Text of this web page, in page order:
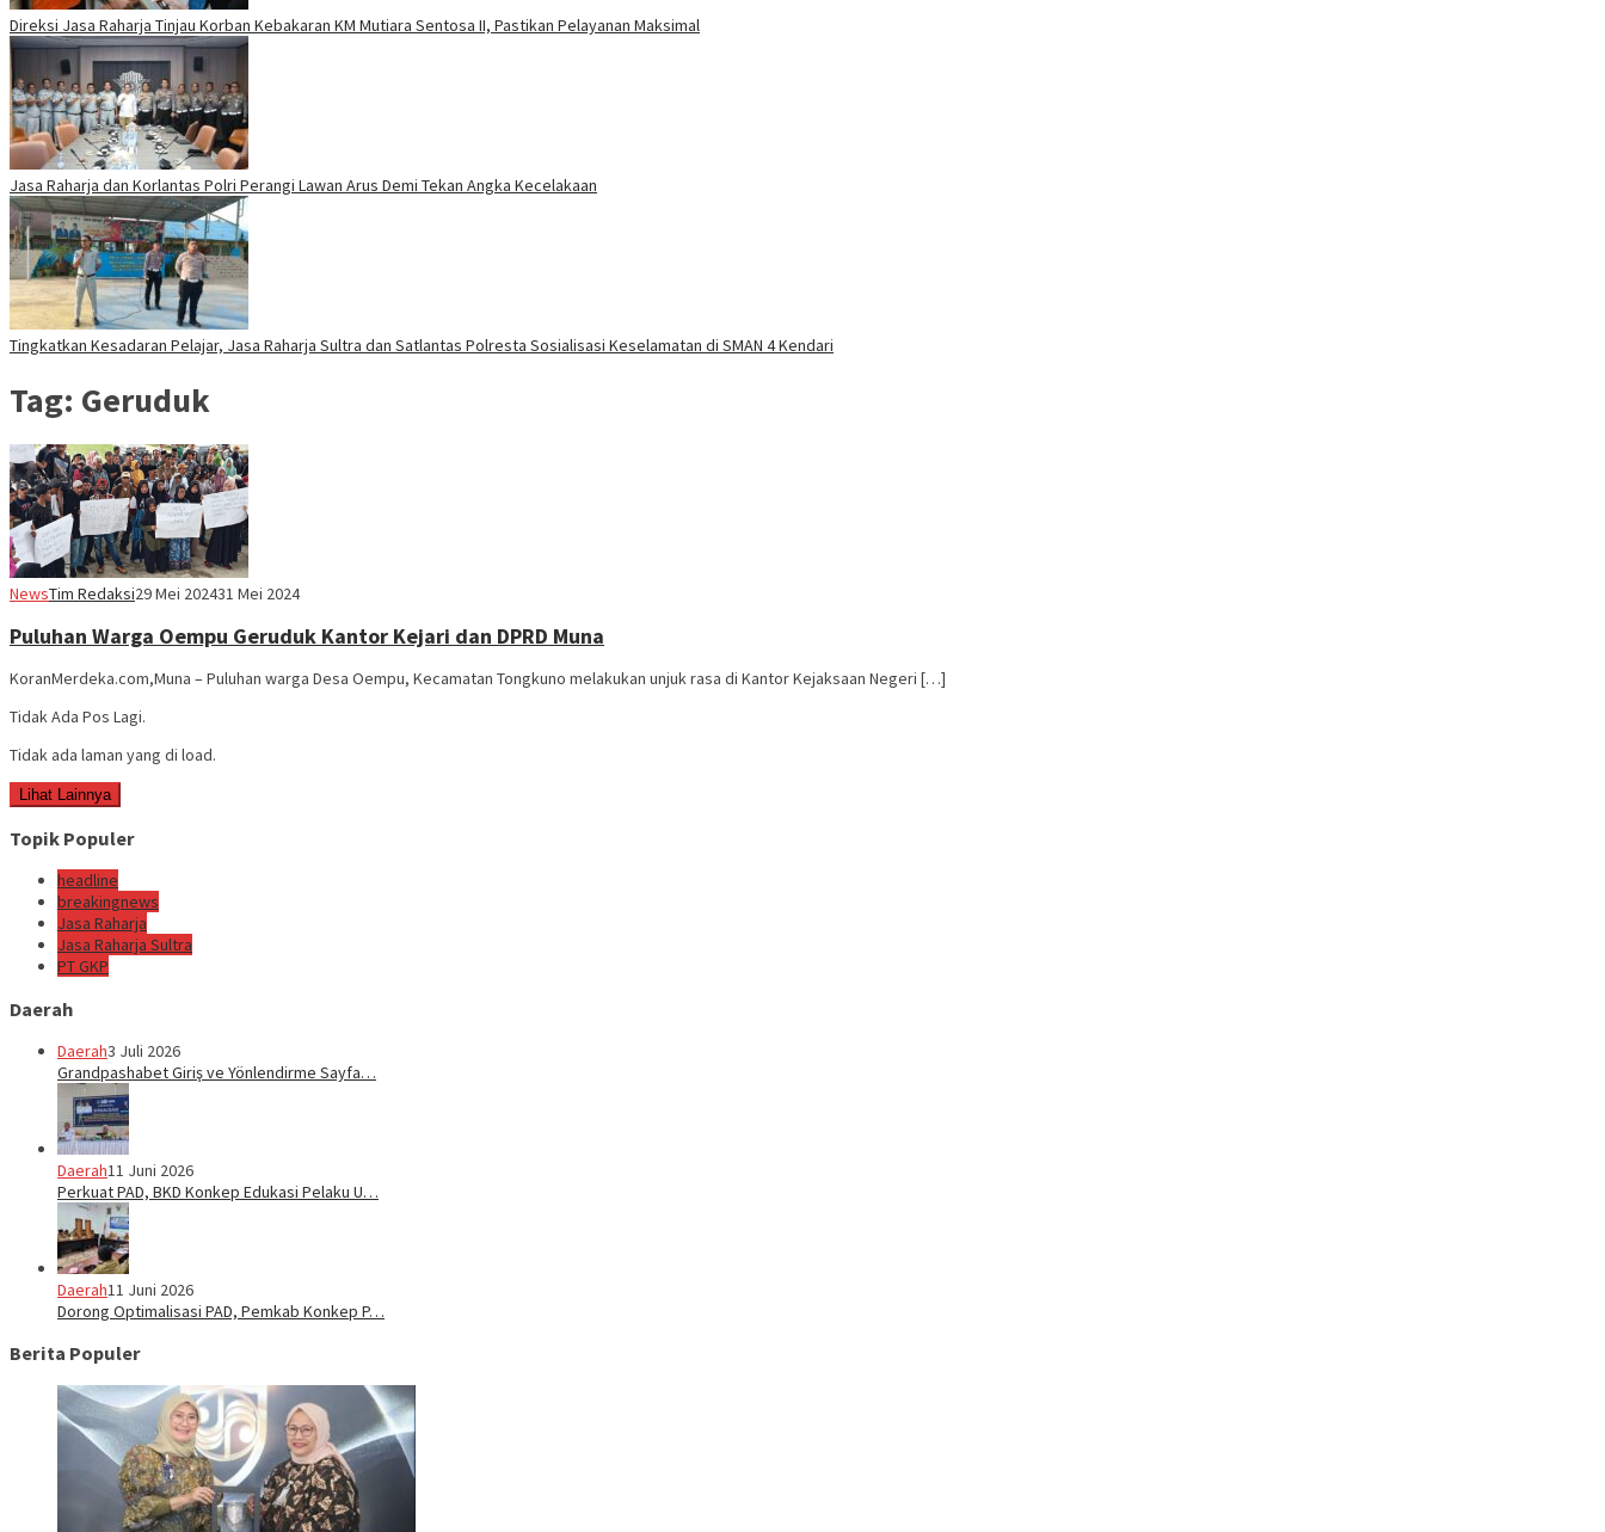
Direksi Jasa Raharja Tinjau Korban Kebakaran KM Mutiara Sentosa II, Pastikan Pelayanan Maksimal
Jasa Raharja dan Korlantas Polri Perangi Lawan Arus Demi Tekan Angka Kecelakaan
Tingkatkan Kesadaran Pelajar, Jasa Raharja Sultra dan Satlantas Polresta Sosialisasi Keselamatan di SMAN 4 Kendari
Tag: Geruduk
NewsTim Redaksi29 Mei 202431 Mei 2024
Puluhan Warga Oempu Geruduk Kantor Kejari dan DPRD Muna
KoranMerdeka.com,Muna – Puluhan warga Desa Oempu, Kecamatan Tongkuno melakukan unjuk rasa di Kantor Kejaksaan Negeri […]
Tidak Ada Pos Lagi.
Tidak ada laman yang di load.
Lihat Lainnya
Topik Populer
headline
breakingnews
Jasa Raharja
Jasa Raharja Sultra
PT GKP
Daerah
Daerah3 Juli 2026
Grandpashabet Giriş ve Yönlendirme Sayfa…
Daerah11 Juni 2026
Perkuat PAD, BKD Konkep Edukasi Pelaku U…
Daerah11 Juni 2026
Dorong Optimalisasi PAD, Pemkab Konkep P…
Berita Populer